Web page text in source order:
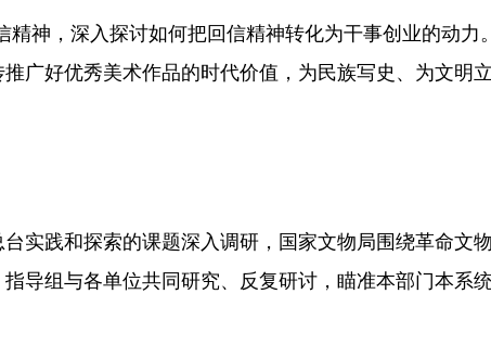
精神，深入探讨如何把回信精神转化为干事创业的动力
广好优秀美术作品的时代价值，为民族写史、为文明
实践和探索的课题深入调研，国家文物局围绕革命文
导组与各单位共同研究、反复研讨，瞄准本部门本系